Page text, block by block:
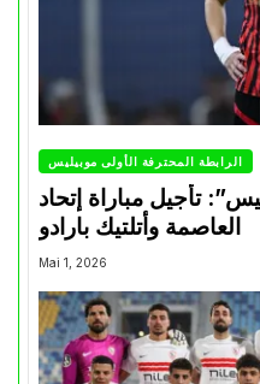
الرابطة المحترفة الأولى موبيليس
تأجيل مباراة إتحاد
العاصمة وأتلتيك بارادو
Mai 1, 2026